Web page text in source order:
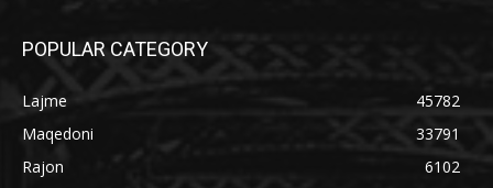
POPULAR CATEGORY
Lajme
45782
Maqedoni
33791
Rajon
6102